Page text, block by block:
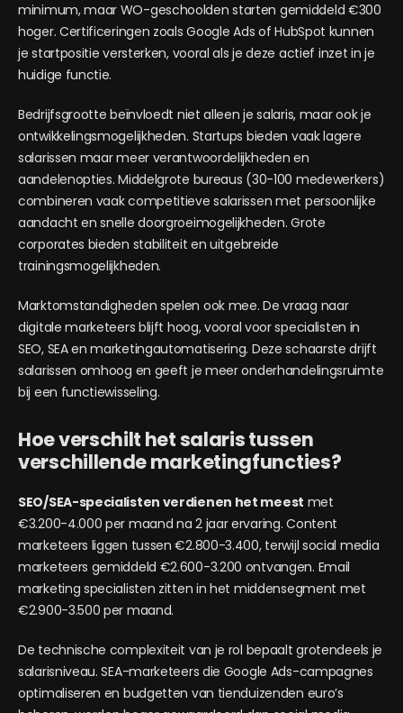
minimum, maar WO-geschoolden starten gemiddeld €300
hoger. Certificeringen zoals Google Ads of HubSpot kunnen
je startpositie versterken, vooral als je deze actief inzet in je
huidige functie.
Bedrijfsgrootte beïnvloedt niet alleen je salaris, maar ook je
ontwikkelingsmogelijkheden. Startups bieden vaak lagere
salarissen maar meer verantwoordelijkheden en
aandelenopties. Middelgrote bureaus (30-100 medewerkers)
combineren vaak competitieve salarissen met persoonlijke
aandacht en snelle doorgroeimogelijkheden. Grote
corporates bieden stabiliteit en uitgebreide
trainingsmogelijkheden.
Marktomstandigheden spelen ook mee. De vraag naar
digitale marketeers blijft hoog, vooral voor specialisten in
SEO, SEA en marketingautomatisering. Deze schaarste drijft
salarissen omhoog en geeft je meer onderhandelingsruimte
bij een functiewisseling.
Hoe verschilt het salaris tussen
verschillende marketingfuncties?
SEO/SEA-specialisten verdienen het meest met
€3.200-4.000 per maand na 2 jaar ervaring. Content
marketeers liggen tussen €2.800-3.400, terwijl social media
marketeers gemiddeld €2.600-3.200 ontvangen. Email
marketing specialisten zitten in het middensegment met
€2.900-3.500 per maand.
De technische complexiteit van je rol bepaalt grotendeels je
salarisniveau. SEA-marketeers die Google Ads-campagnes
optimaliseren en budgetten van tienduizenden euro’s